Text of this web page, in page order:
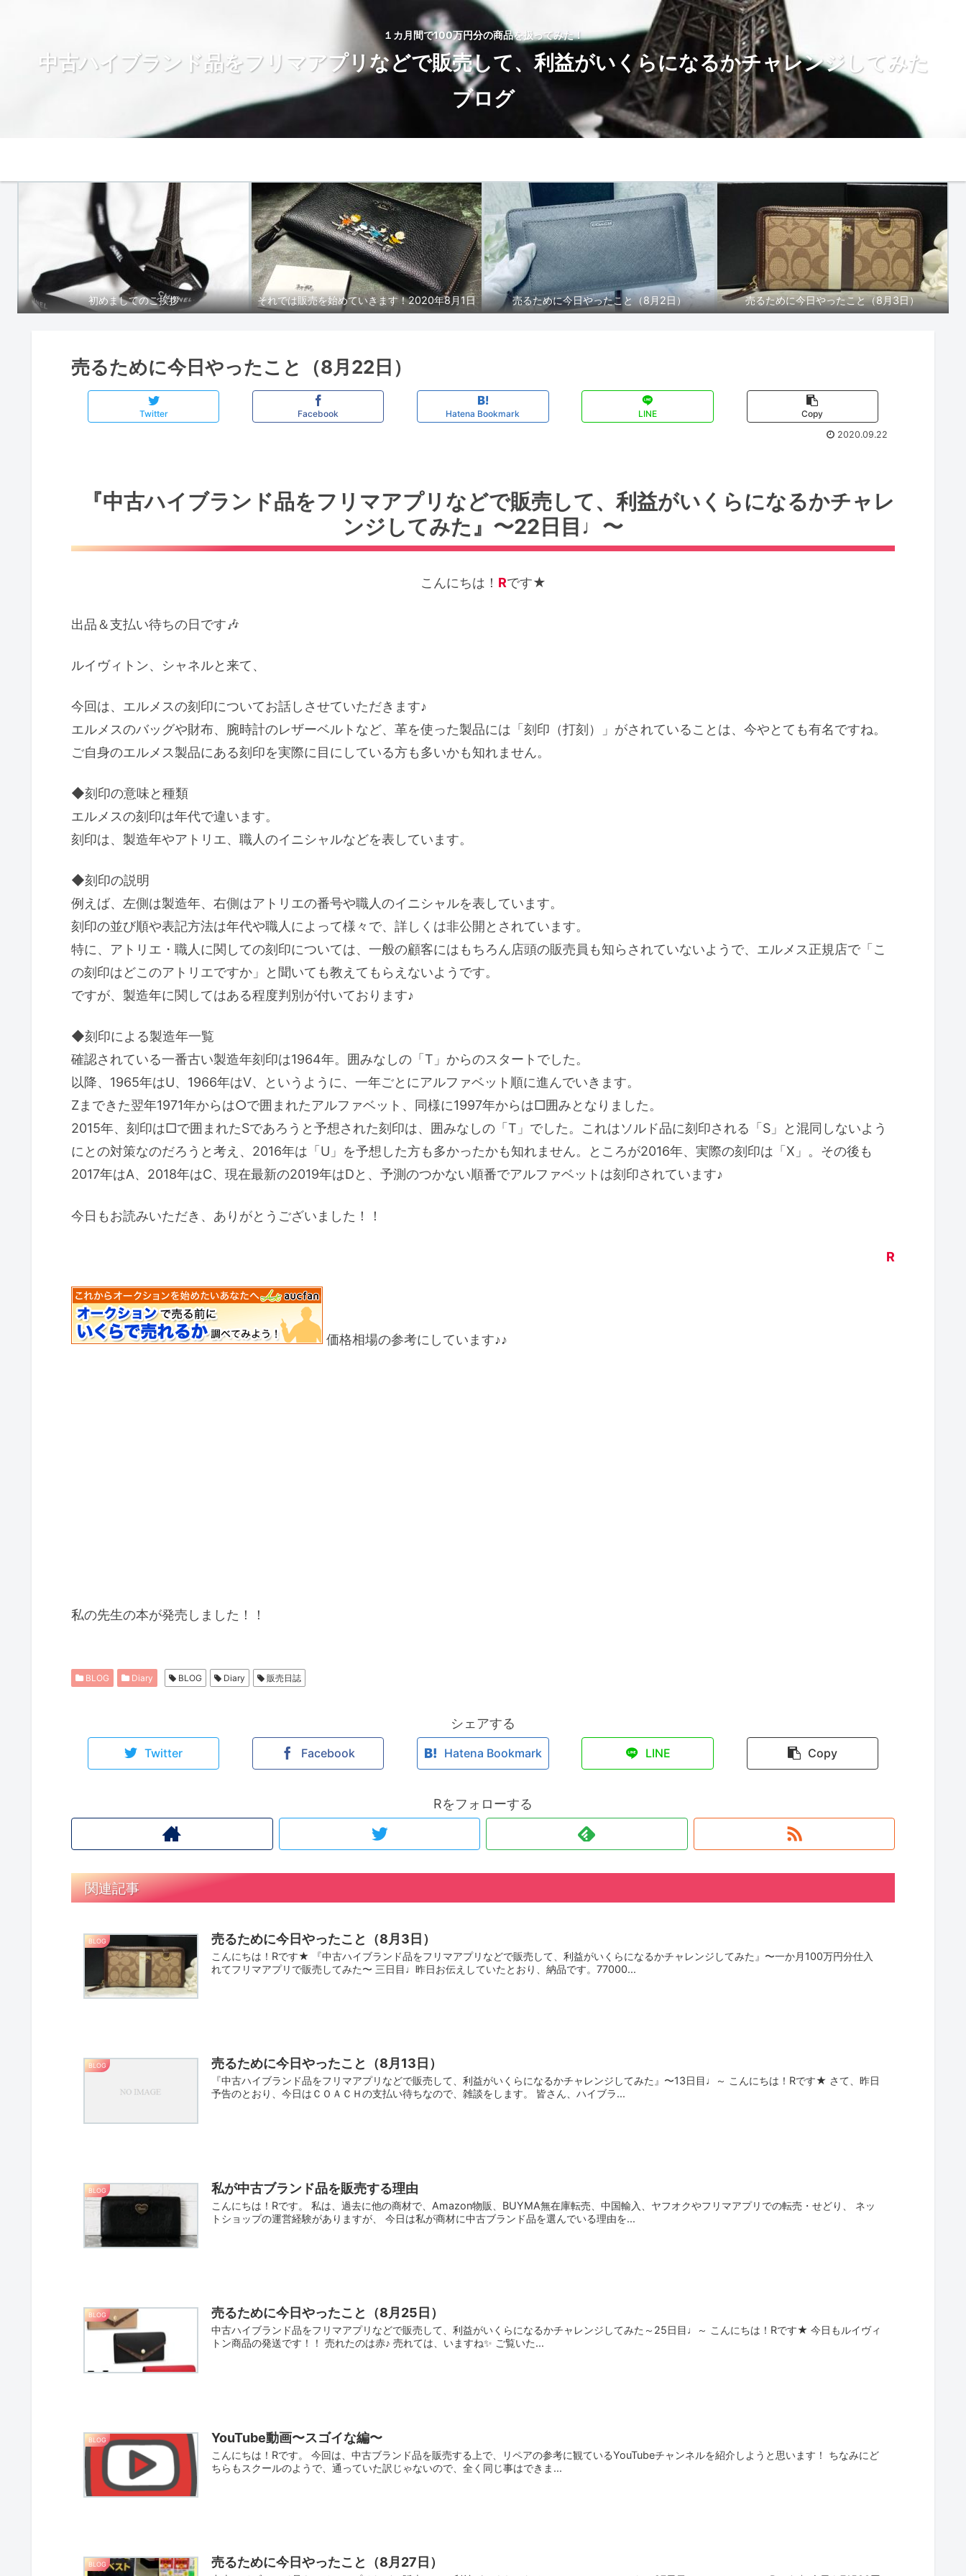
１カ月間で100万円分の商品を扱ってみた！
中古ハイブランド品をフリマアプリなどで販売して、利益がいくらになるかチャレンジしてみた
ブログ
初めましてのご挨拶 それでは販売を始めていきます！2020年8月1日 売るために今日やったこと（8月2日） 売るために今日やったこと（8月3日）
売るために今日やったこと（8月22日）
Twitter Facebook Hatena Bookmark LINE
Copy
2020.09.22
『中古ハイブランド品をフリマアプリなどで販売して、利益がいくらになるかチャレ
ンジしてみた』〜22日目♩〜
こんにちは！ Rです★
出品＆支払い待ちの日です🎶
ルイヴィトン、シャネルと来て、
今回は、エルメスの刻印についてお話しさせていただきます♪
エルメスのバッグや財布、腕時計のレザーベルトなど、革を使った製品には「刻印（打刻）」がされていることは、今やとても有名ですね。
ご自身のエルメス製品にある刻印を実際に目にしている方も多いかも知れません。
◆刻印の意味と種類
エルメスの刻印は年代で違います。
刻印は、製造年やアトリエ、職人のイニシャルなどを表しています。
◆刻印の説明
例えば、左側は製造年、右側はアトリエの番号や職人のイニシャルを表しています。
刻印の並び順や表記方法は年代や職人によって様々で、詳しくは非公開とされています。
特に、アトリエ・職人に関しての刻印については、一般の顧客にはもちろん店頭の販売員も知らされていないようで、エルメス正規店で「こ
の刻印はどこのアトリエですか」と聞いても教えてもらえないようです。
ですが、製造年に関してはある程度判別が付いております♪
◆刻印による製造年一覧
確認されている一番古い製造年刻印は1964年。囲みなしの「T」からのスタートでした。
以降、1965年はU、1966年はV、というように、一年ごとにアルファベット順に進んでいきます。
Zまできた翌年1971年からは○で囲まれたアルファベット、同様に1997年からは□囲みとなりました。
2015年、刻印は□で囲まれたSであろうと予想された刻印は、囲みなしの「T」でした。これはソルド品に刻印される「S」と混同しないよう
にとの対策なのだろうと考え、2016年は「U」を予想した方も多かったかも知れません。ところが2016年、実際の刻印は「X」。その後も
2017年はA、2018年はC、現在最新の2019年はDと、予測のつかない順番でアルファベットは刻印されています♪
今日もお読みいただき、ありがとうございました！！
R
価格相場の参考にしています♪♪
私の先生の本が発売しました！！
BLOG Diary BLOG Diary 販売日誌
シェアする
Twitter Facebook Hatena Bookmark LINE Copy
Rをフォローする
関連記事
BLOG 売るために今日やったこと（8月3日）
こんにちは！Rです★ 『中古ハイブランド品をフリマアプリなどで販売して、利益がいくらになるかチャレンジしてみた』〜一か月100万円分仕入
れてフリマアプリで販売してみた〜 三日目♩昨日お伝えしていたとおり、納品です。77000...
BLOG 売るために今日やったこと（8月13日）
『中古ハイブランド品をフリマアプリなどで販売して、利益がいくらになるかチャレンジしてみた』〜13日目♩～ こんにちは！Rです★ さて、昨日
予告のとおり、今日はＣＯＡＣＨの支払い待ちなので、雑談をします。 皆さん、ハイブラ...
BLOG 私が中古ブランド品を販売する理由
こんにちは！Rです。 私は、過去に他の商材で、Amazon物販、BUYMA無在庫転売、中国輸入、ヤフオクやフリマアプリでの転売・せどり、 ネッ
トショップの運営経験がありますが、 今日は私が商材に中古ブランド品を選んでいる理由を...
BLOG 売るために今日やったこと（8月25日）
中古ハイブランド品をフリマアプリなどで販売して、利益がいくらになるかチャレンジしてみた～25日目♩～ こんにちは！Rです★ 今日もルイヴィ
トン商品の発送です！！ 売れたのは赤♪ 売れては、いますね✨ ご覧いた...
BLOG YouTube動画〜スゴイな編〜
こんにちは！Rです。 今回は、中古ブランド品を販売する上で、リペアの参考に観ているYouTubeチャンネルを紹介しようと思います！ ちなみにど
ちらもスクールのようで、通っていた訳じゃないので、全く同じ事はできま...
BLOG 売るために今日やったこと（8月27日）